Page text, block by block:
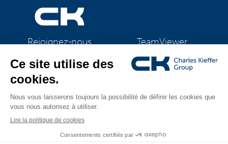
Rejoignez-nous TeamViewer
CK Support Mac / PC
©2026 CK Group
Tous droits réservés|Mentions légales
Politique de cookies|Gestion des cookies